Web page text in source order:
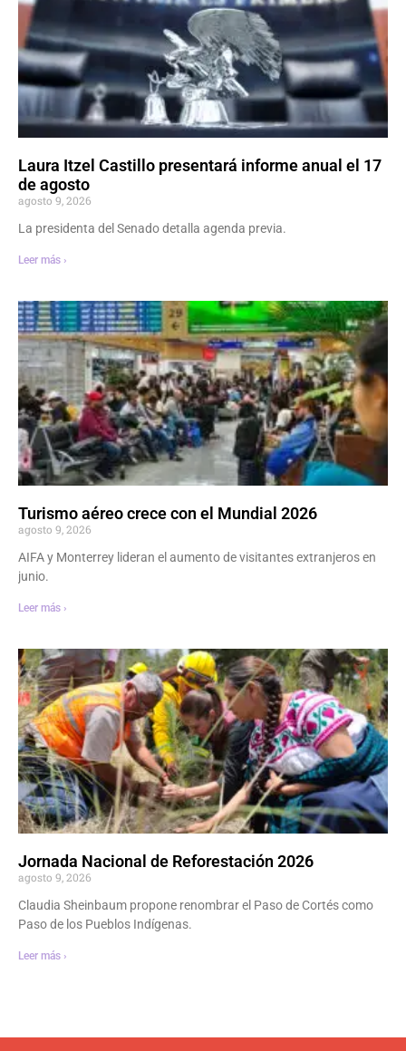
Laura Itzel Castillo presentará informe anual el 17
de agosto
agosto 9, 2026
La presidenta del Senado detalla agenda previa.
Leer más ›
Turismo aéreo crece con el Mundial 2026
agosto 9, 2026
AIFA y Monterrey lideran el aumento de visitantes extranjeros en
junio.
Leer más ›
Jornada Nacional de Reforestación 2026
agosto 9, 2026
Claudia Sheinbaum propone renombrar el Paso de Cortés como
Paso de los Pueblos Indígenas.
Leer más ›